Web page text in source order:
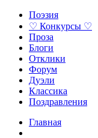
Поэзия
♡ Конкурсы ♡
Проза
Блоги
Отклики
Форум
Дуэли
Классика
Поздравления
Главная